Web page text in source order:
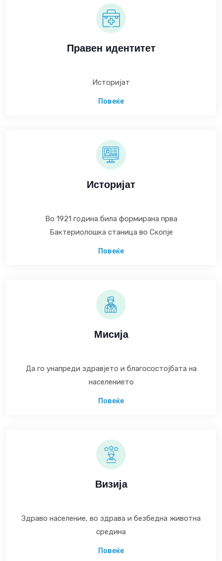
Правен идентитет
Историјат
Повеќе
Историјат
Во 1921 година била формирана прва
Бактериолошка станица во Скопје
Повеќе
Мисија
Да го унапреди здравјето и благосостојбата на
населението
Повеќе
Визија
Здраво население, во здрава и безбедна животна
средина
Повеќе